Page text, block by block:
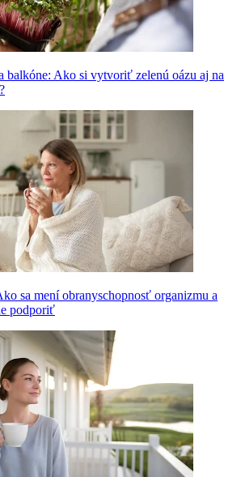
balkóne: Ako si vytvoriť zelenú oázu aj na
sa mení obranyschopnosť organizmu a
podporiť